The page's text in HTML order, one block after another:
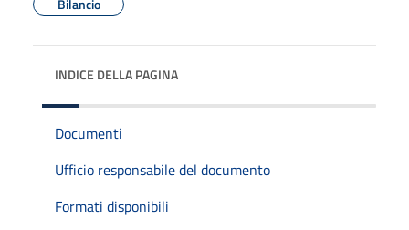
INDICE DELLA PAGINA
Documenti
Ufficio responsabile del documento
Formati disponibili